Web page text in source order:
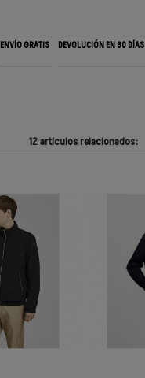
ENVÍO GRATIS DEVOLUCIÓN EN 30 DÍAS
12 artículos relacionados: